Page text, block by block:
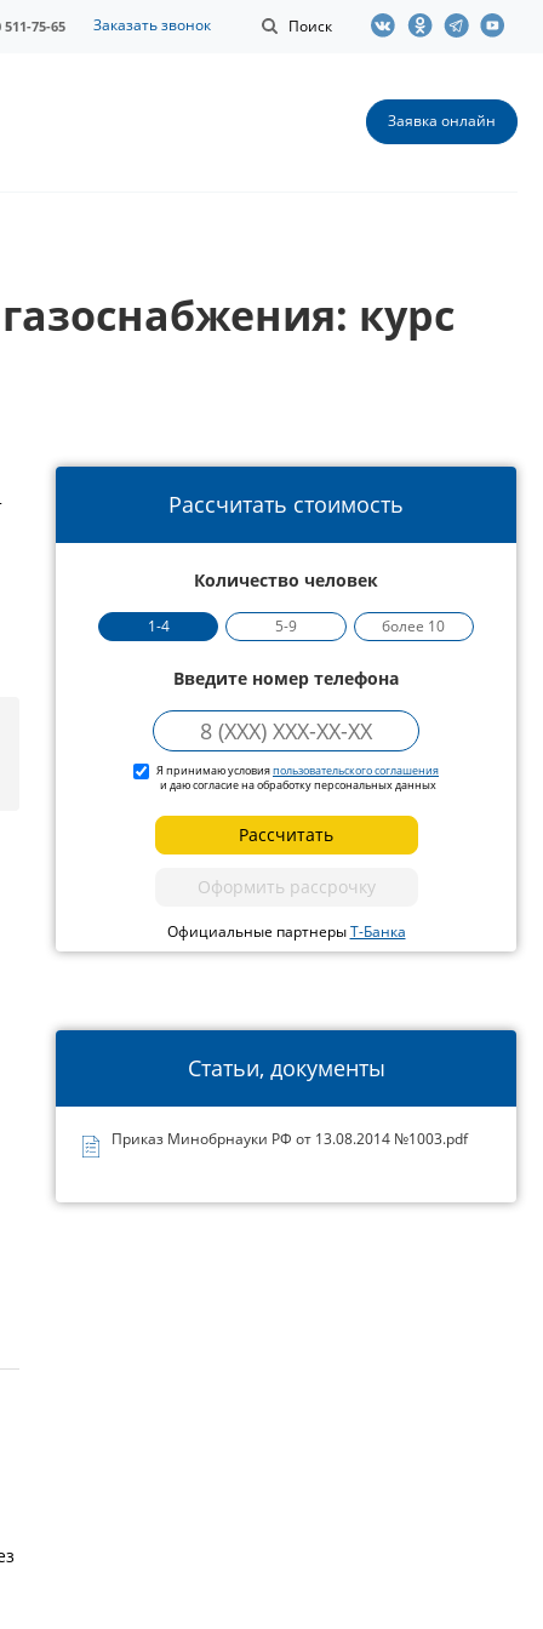
Поиск
511-75-65 Заказать звонок
Заявка онлайн
курс
Рассчитать стоимость
Количество человек
1-4 5-9 более 10
Введите номер телефона
Я принимаю условияпользовательского соглашения
и даю согласие на обработку персональных данных
Рассчитать
Оформить рассрочку
Официальные партнерыТ-Банка
Статьи, документы
Приказ Минобрнауки РФ от 13.08.2014 №1003.pdf